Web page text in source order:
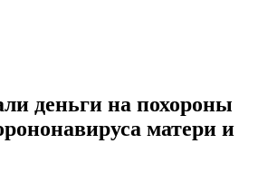
деньги на похороны
матери и